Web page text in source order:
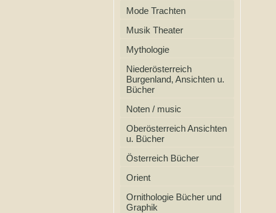
Mode Trachten
Musik Theater
Mythologie
Niederösterreich
Burgenland, Ansichten u.
Bücher
Noten / music
Oberösterreich Ansichten
u. Bücher
Österreich Bücher
Orient
Ornithologie Bücher und
Graphik